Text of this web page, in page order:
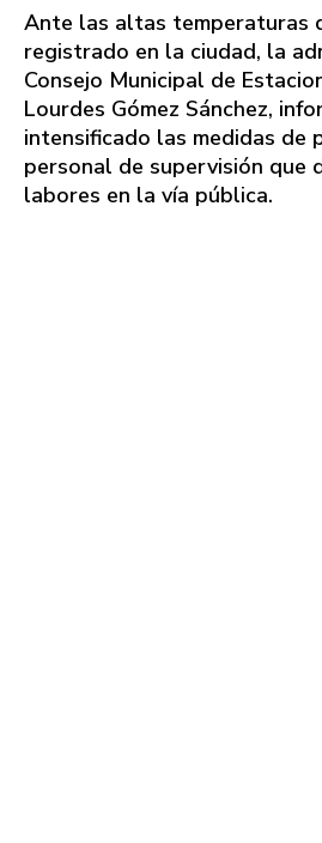
Ante las altas temperaturas
registrado en la ciudad, la
Consejo Municipal de
Lourdes Gómez Sánchez,
intensificado las medidas de
personal de supervisión que
labores en la vía pública.